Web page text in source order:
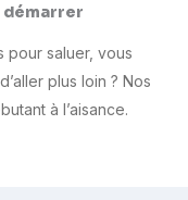
démarrer
pour saluer, vous
plus loin ? Nos
à l’aisance.